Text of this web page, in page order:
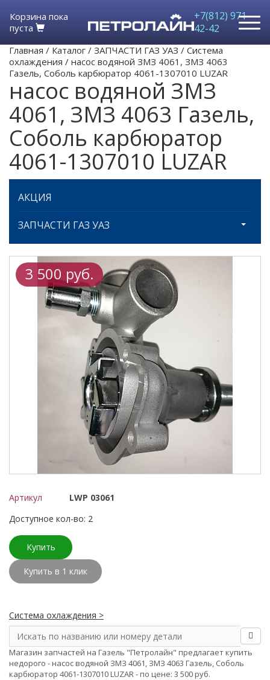
Корзина пока
пуста
+7(812) 971-
42-42
Главная / Каталог / ЗАПЧАСТИ ГАЗ УАЗ / Система
охлаждения / насос водяной ЗМЗ 4061, ЗМЗ 4063
Газель, Соболь карбюратор 4061-1307010 LUZAR
насос водяной ЗМЗ
4061, ЗМЗ 4063 Газель,
Соболь карбюратор
4061-1307010 LUZAR
АКЦИЯ
ЗАПЧАСТИ ГАЗ УАЗ
3 500 руб.
Артикул
LWP 03061
Доступное кол-во: 2
Купить
Купить в 1 клик
Система охлаждения >
Магазин запчастей на Газель "Петролайн" предлагает купить
недорого - насос водяной ЗМЗ 4061, ЗМЗ 4063 Газель, Соболь
карбюратор 4061-1307010 LUZAR - по цене: 3 500 руб.